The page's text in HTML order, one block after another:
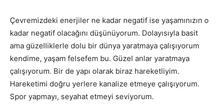
Çevremizdeki enerjiler ne kadar negatif ise yaşamınızın o
kadar negatif olacağını düşünüyorum. Dolayısıyla basit
ama güzelliklerle dolu bir dünya yaratmaya çalışıyorum
kendime, yaşam felsefem bu. Güzel anlar yaratmaya
çalışıyorum. Bir de yapı olarak biraz hareketliyim.
Hareketimi doğru yerlere kanalize etmeye çalışıyorum.
Spor yapmayı, seyahat etmeyi seviyorum.